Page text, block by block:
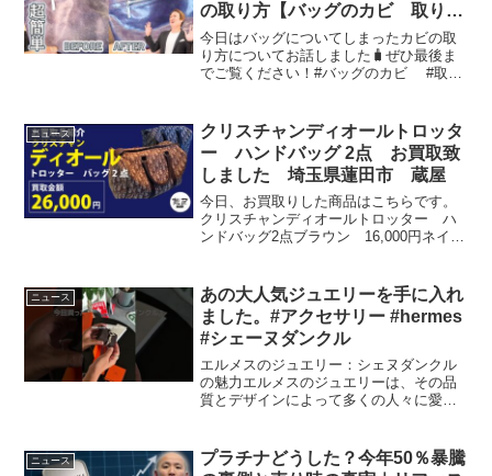
の取り方【バッグのカビ 取り
方】
今日はバッグについてしまったカビの取
り方についてお話しました🧳ぜひ最後ま
でご覧ください！#バッグのカビ #取り
「一生物のバッグに出会う」をテーマ
に、...
ニュース
クリスチャンディオールトロッタ
ー ハンドバッグ 2点 お買取致
しました 埼玉県蓮田市 蔵屋
今日、お買取りした商品はこちらです。
クリスチャンディオールトロッター ハ
ンドバッグ2点ブラウン 16,000円ネイビ
以上の老舗の質屋がお送りするYouTube
チ...
ニュース
あの大人気ジュエリーを手に入れ
ました。#アクセサリー #hermes
#シェーヌダンクル
エルメスのジュエリー：シェヌダンクル
の魅力エルメスのジュエリーは、その品
質とデザインによって多くの人々に愛さ
テムです。このジュエリーは、一生の相
棒としての特別な価値を持...
ニュース
プラチナどうした？今年50％暴騰